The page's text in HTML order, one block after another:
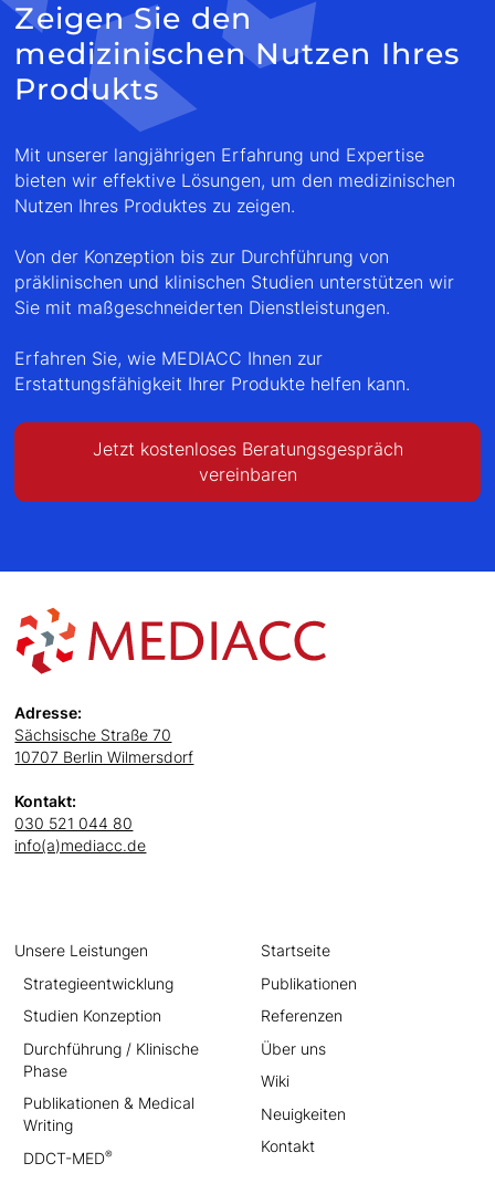
Zeigen Sie den
medizinischen Nutzen Ihres
Produkts
Mit unserer langjährigen Erfahrung und Expertise
bieten wir effektive Lösungen, um den medizinischen
Nutzen Ihres Produktes zu zeigen.
Von der Konzeption bis zur Durchführung von
präklinischen und klinischen Studien unterstützen wir
Sie mit maßgeschneiderten Dienstleistungen.
Erfahren Sie, wie MEDIACC Ihnen zur
Erstattungsfähigkeit Ihrer Produkte helfen kann.
Jetzt kostenloses Beratungsgespräch
vereinbaren
Adresse:
Sächsische Straße 70
10707 Berlin Wilmersdorf
Kontakt:
030 521 044 80
info(a)mediacc.de
Unsere Leistungen
Strategieentwicklung
Studien Konzeption
Durchführung / Klinische
Phase
Publikationen & Medical
Writing
DDCT-MED®
Startseite
Publikationen
Referenzen
Über uns
Wiki
Neuigkeiten
Kontakt